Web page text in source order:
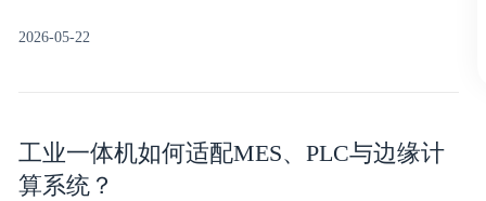
2026-05-22
工业一体机如何适配MES、PLC与边缘计
算系统？